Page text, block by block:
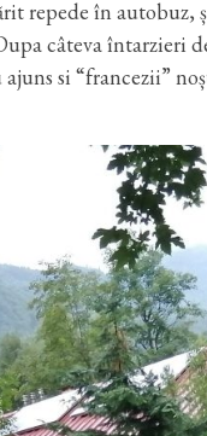
repede în
câteva întarzieri
ajuns si “francezii”